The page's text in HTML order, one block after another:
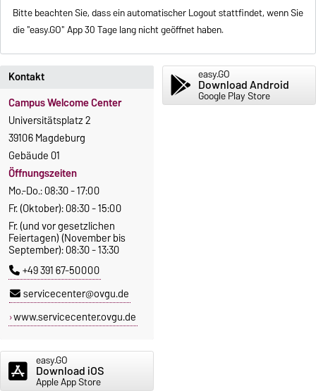
Bitte beachten Sie, dass ein automatischer Logout stattfindet, wenn Sie
die "easy.GO" App 30 Tage lang nicht geöffnet haben.
Kontakt
Campus Welcome Center
Universitätsplatz 2
39106 Magdeburg
Gebäude 01
Öffnungszeiten
Mo.-Do.: 08:30 - 17:00
Fr. (Oktober): 08:30 - 15:00
Fr. (und vor gesetzlichen
Feiertagen) (November bis
September): 08:30 - 13:30
+49 391 67-50000
servicecenter@ovgu.de
www.servicecenter.ovgu.de
easy.GO
Download Android
Google Play Store
easy.GO
Download iOS
Apple App Store